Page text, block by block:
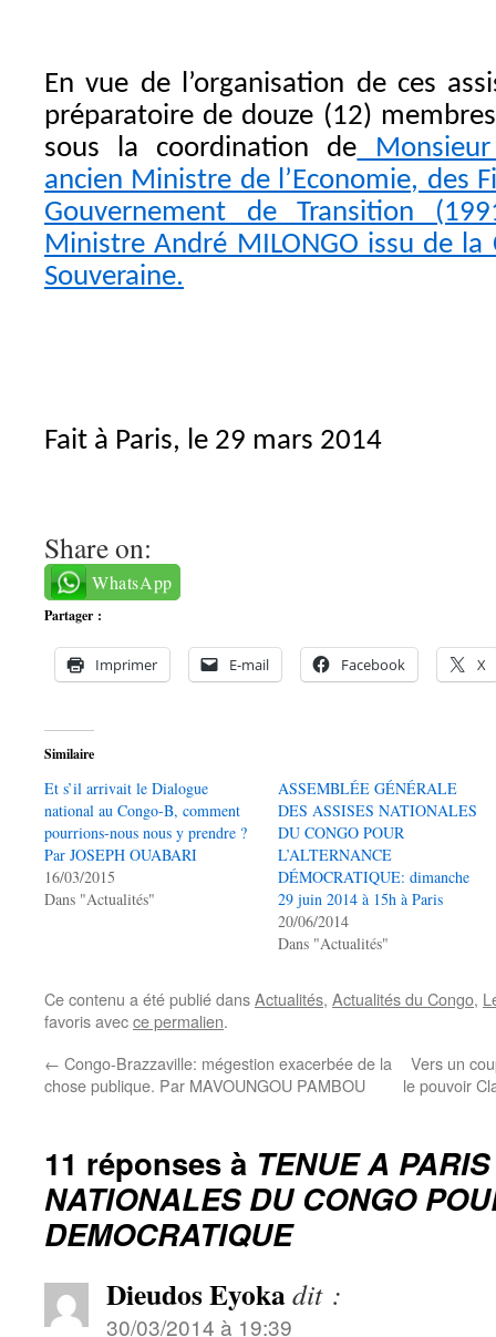
En vue de l’organisation de ces
préparatoire de douze (12)
sous la coordination de
ancien Ministre de l’Economie, des
Gouvernement de Transition
Ministre André MILONGO issu de la
Souveraine.
Fait à Paris, le 29 mars 2014
Share on:
WhatsApp
Partager :
Imprimer E-mail Facebook X
Similaire
Et s’il arrivait le Dialogue
national au Congo-B, comment
pourrions-nous nous y prendre ?
Par JOSEPH OUABARI
16/03/2015
Dans "Actualités"
ASSEMBLÉE GÉNÉRALE
DES ASSISES NATIONALES
DU CONGO POUR
L’ALTERNANCE
DÉMOCRATIQUE: dimanche
29 juin 2014 à 15h à Paris
20/06/2014
Dans "Actualités"
Ce contenu a été publié dansActualités, Actualités du Congo,
favoris avecce permalien.
← Congo-Brazzaville: mégestion exacerbée de la
chose publique. Par MAVOUNGOU PAMBOU
Vers un
le pouvoir
11 réponses à TENUE A
NATIONALES DU CONGO
DEMOCRATIQUE
Dieudos Eyokadit :
30/03/2014 à 19:39